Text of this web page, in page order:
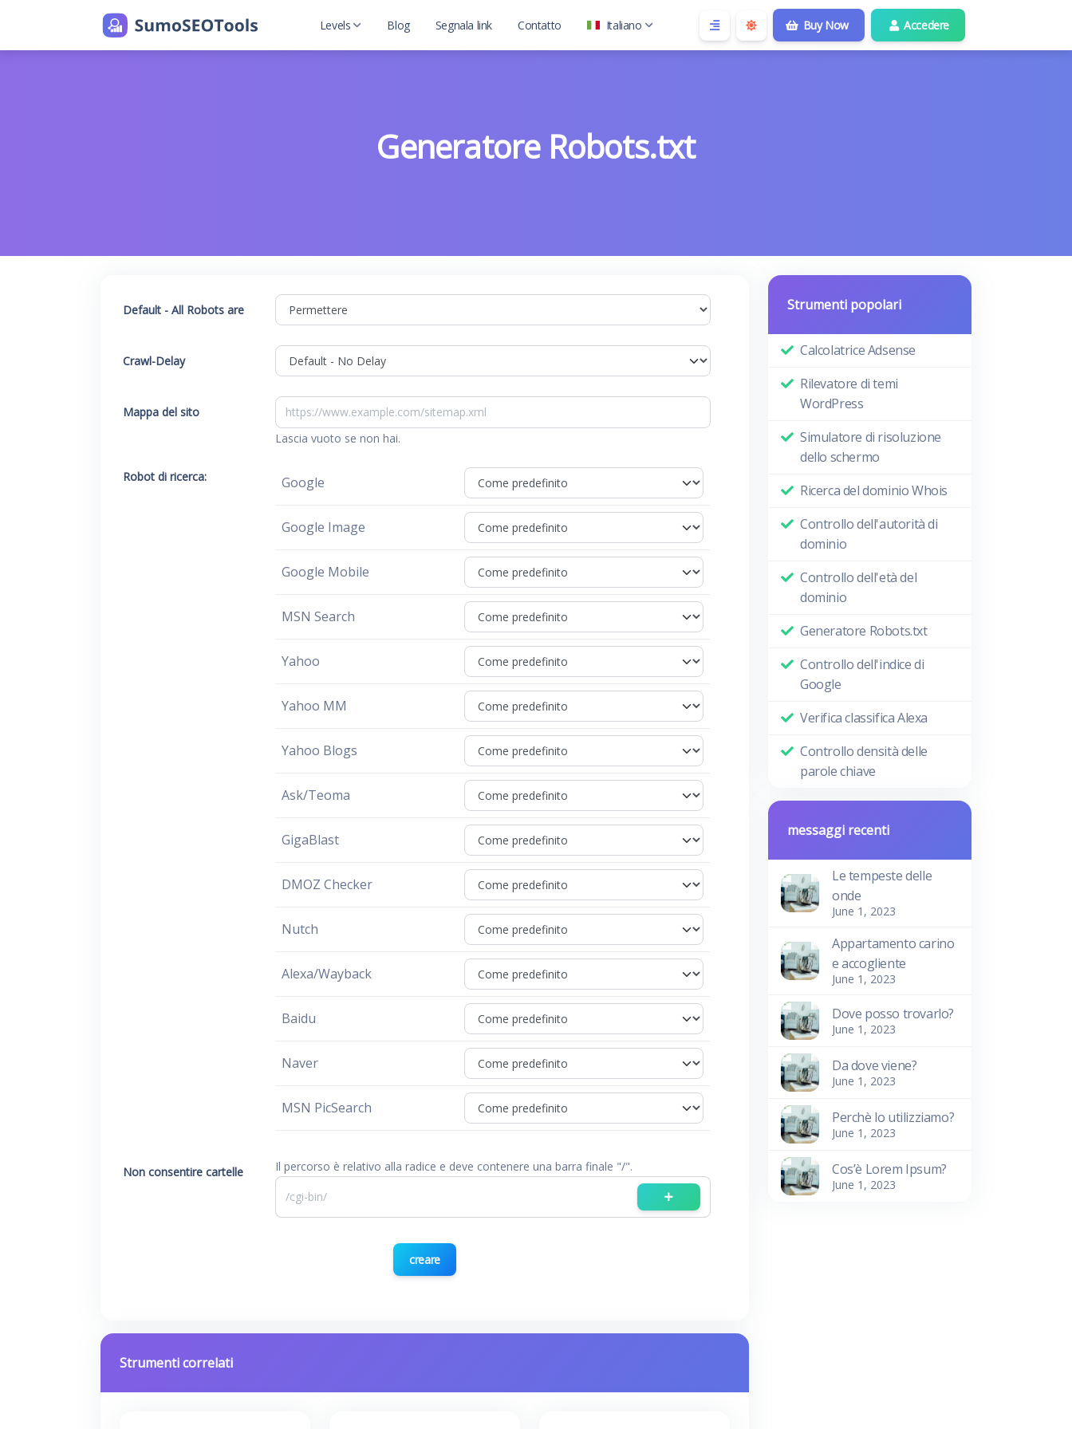
Levels Blog Segnala link Contatto Italiano Buy Now Accedere
Generatore Robots.txt
Default - All Robots are
Crawl-Delay
Mappa del sito
Lascia vuoto se non hai.
Robot di ricerca: Google
Google Image
Google Mobile
MSN Search
Yahoo
Yahoo MM
Yahoo Blogs
Ask/Teoma
GigaBlast
DMOZ Checker
Nutch
Alexa/Wayback
Baidu
Naver
MSN PicSearch
Non consentire cartelle Il percorso è relativo alla radice e deve contenere una barra finale "/".
creare
Strumenti correlati
Strumenti popolari
Calcolatrice Adsense
Rilevatore di temi
WordPress
Simulatore di risoluzione
dello schermo
Ricerca del dominio Whois
Controllo dell'autorità di
dominio
Controllo dell'età del
dominio
Generatore Robots.txt
Controllo dell'indice di
Google
Verifica classifica Alexa
Controllo densità delle
parole chiave
messaggi recenti
Le tempeste delle
onde
June 1, 2023
Appartamento carino
e accogliente
June 1, 2023
Dove posso trovarlo?
June 1, 2023
Da dove viene?
June 1, 2023
Perchè lo utilizziamo?
June 1, 2023
Cos’è Lorem Ipsum?
June 1, 2023